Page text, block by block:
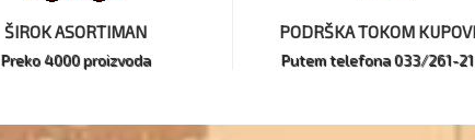
ŠIROK ASORTIMAN
Preko 4000 proizvoda
PODRŠKA TOKOM
Putem telefona 033/261-